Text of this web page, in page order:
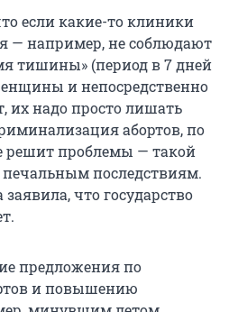
если какие-то клиники
— например, не соблюдают
тишины» (период в 7 дней
и непосредственно
их надо просто лишать
абортов, по
решит проблемы — такой
последствиям.
что государство
предложения по
и повышению